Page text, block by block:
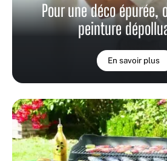
Pour une déco épurée,
peinture
En savoir plus